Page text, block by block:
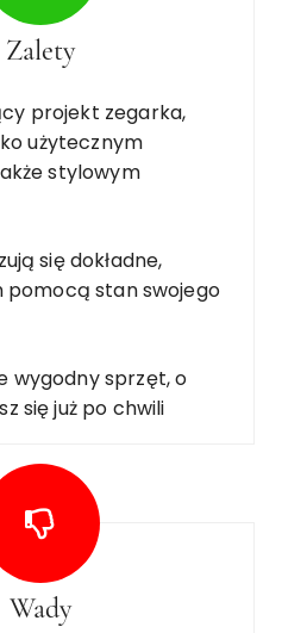
Zalety
projekt zegarka,
użytecznym
stylowym
się dokładne,
pomocą stan swojego
wygodny sprzęt, o
się już po chwili
Wady